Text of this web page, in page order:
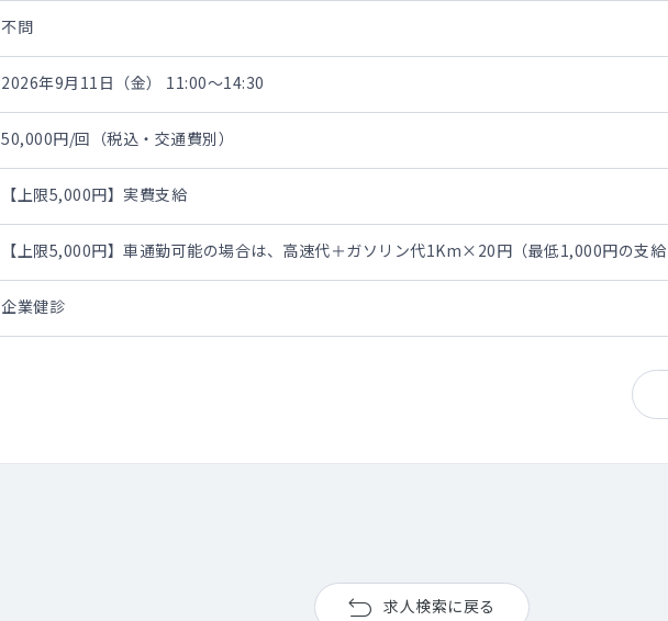
不問
2026年9月11日（金） 11:00～14:30
50,000円/回（税込・交通費別）
【上限5,000円】実費支給
【上限5,000円】車通勤可能の場合は、高速代＋ガソリン代1Km×20円（最低1,000円の支
企業健診
求人検索に戻る